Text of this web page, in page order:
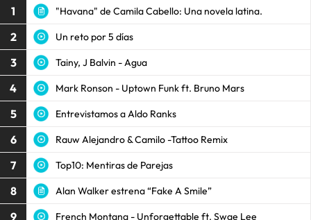
1 "Havana" de Camila Cabello: Una novela latina.
2 Un reto por 5 días
3 Tainy, J Balvin - Agua
4 Mark Ronson - Uptown Funk ft. Bruno Mars
5 Entrevistamos a Aldo Ranks
6 Rauw Alejandro & Camilo -Tattoo Remix
7 Top10: Mentiras de Parejas
8 Alan Walker estrena “Fake A Smile”
9 French Montana - Unforgettable ft. Swae Lee